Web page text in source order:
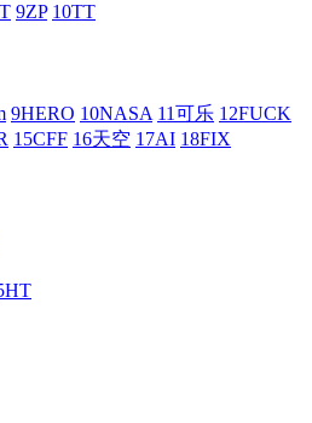
9ZP 10TT
9HERO 10NASA 11可乐 12FUCK
15CFF 16天空 17AI 18FIX